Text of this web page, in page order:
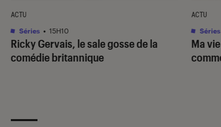
Ricky Gervais, le sale gosse de la
comédie britannique
ACTU
Séries • 15H10
Ma
ACTU
Séries